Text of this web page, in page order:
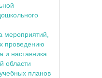
мероприятий,
проведению
и наставника
области
планов